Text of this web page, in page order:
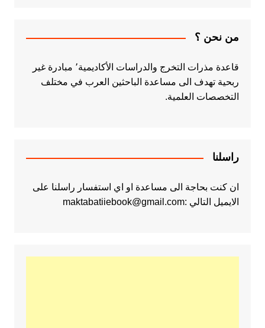
من نحن ؟
قاعدة مذرات التخرج والدراسات الأكاديمية٬ مبادرة غير
ربحية تهدف الى مساعدة الباحثين العرب في مختلف
التخصصات العلمية.
راسلنا
ان كنت بحاجة الى مساعدة او اي استفسار راسلنا على
الايميل التالي :maktabatiiebook@gmail.com